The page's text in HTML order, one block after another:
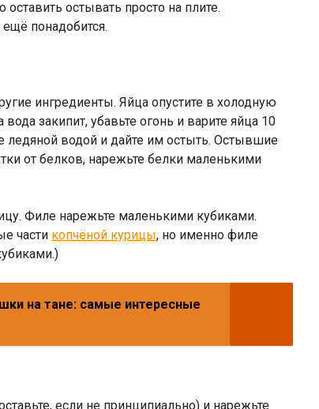
остывать просто на плите.
понадобится.
ингредиенты. Яйца опустите в холодную
закипит, убавьте огонь и варите яйца 10
ледяной водой и дайте им остыть. Остывшие
от белков, нарежьте белки маленькими
Филе нарежьте маленькими кубиками.
части копчёной курицы, но именно филе
на тане: самые интересные
если не принципиально) и нарежьте